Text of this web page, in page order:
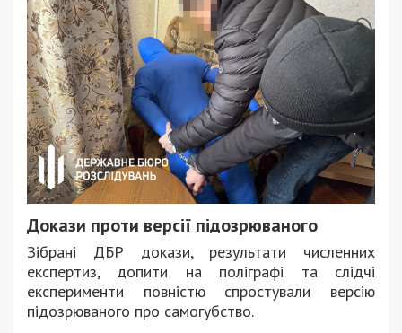
Докази проти версії підозрюваного
Зібрані ДБР докази, результати численних
експертиз, допити на поліграфі та слідчі
експерименти повністю спростували версію
підозрюваного про самогубство.